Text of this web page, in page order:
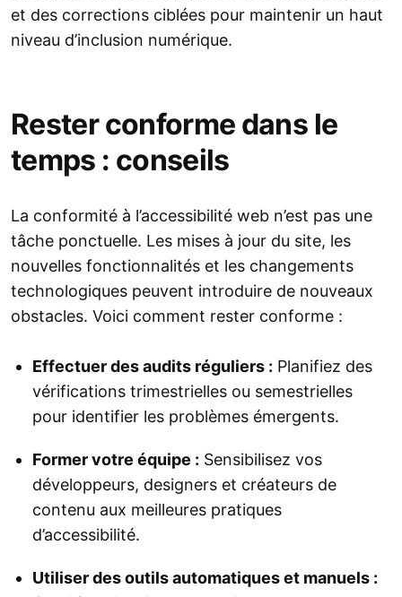
et des corrections ciblées pour maintenir un haut
niveau d’inclusion numérique.
Rester conforme dans le
temps : conseils
La conformité à l’accessibilité web n’est pas une
tâche ponctuelle. Les mises à jour du site, les
nouvelles fonctionnalités et les changements
technologiques peuvent introduire de nouveaux
obstacles. Voici comment rester conforme :
Effectuer des audits réguliers : Planifiez des
vérifications trimestrielles ou semestrielles
pour identifier les problèmes émergents.
Former votre équipe : Sensibilisez vos
développeurs, designers et créateurs de
contenu aux meilleures pratiques
d’accessibilité.
Utiliser des outils automatiques et manuels :